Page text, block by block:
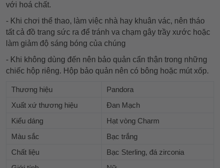
với hoá chất.
- Khi chơi thể thao, làm việc nhà hay khuân vác, nên tháo
tất cả đồ trang sức ra để tránh va chạm gây trầy xước hoặc
làm giảm độ sáng bóng của chúng
- Khi không dùng đến nên bảo quản cẩn thận trong những
chiếc hộp riêng. Hộp bảo quản nên có bông hoặc mút xốp.
Thương hiệu
Pandora
Xuất xứ thương hiệu
Đan Mạch
Kiểu dáng
Hạt vòng Charm
Màu sắc
Bạc trắng
Chất liệu
Bạc Sterling, đá zirconia